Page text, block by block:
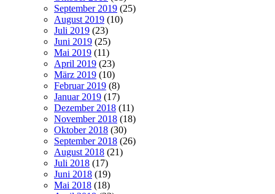
September 2019 (25)
August 2019 (10)
Juli 2019 (23)
Juni 2019 (25)
Mai 2019 (11)
April 2019 (23)
März 2019 (10)
Februar 2019 (8)
Januar 2019 (17)
Dezember 2018 (11)
November 2018 (18)
Oktober 2018 (30)
September 2018 (26)
August 2018 (21)
Juli 2018 (17)
Juni 2018 (19)
Mai 2018 (18)